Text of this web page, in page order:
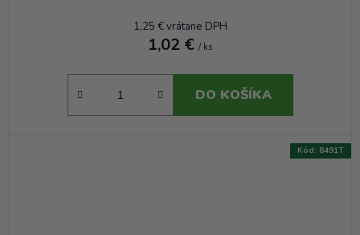
1,25 € vrátane DPH
1,02 € / ks
DO KOŠÍKA
Kód: 8491T